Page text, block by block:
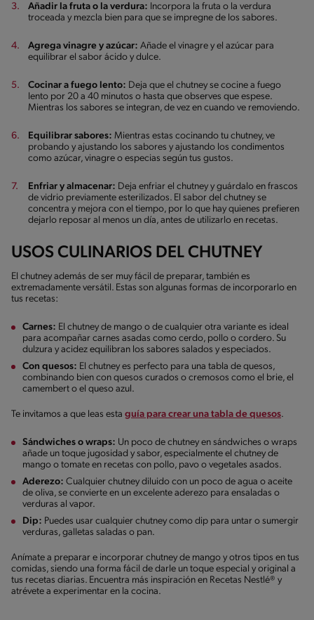
Añadir la fruta o la verdura: Incorpora la fruta o la verdura
troceada y mezcla bien para que se impregne de los sabores.
Agrega vinagre y azúcar: Añade el vinagre y el azúcar para
equilibrar el sabor ácido y dulce.
Cocinar a fuego lento: Deja que el chutney se cocine a fuego
lento por 20 a 40 minutos o hasta que observes que espese.
Mientras los sabores se integran, de vez en cuando ve removiendo.
Equilibrar sabores: Mientras estas cocinando tu chutney, ve
probando y ajustando los sabores y ajustando los condimentos
como azúcar, vinagre o especias según tus gustos.
Enfriar y almacenar: Deja enfriar el chutney y guárdalo en frascos
de vidrio previamente esterilizados. El sabor del chutney se
concentra y mejora con el tiempo, por lo que hay quienes prefieren
dejarlo reposar al menos un día, antes de utilizarlo en recetas.
USOS CULINARIOS DEL CHUTNEY
El chutney además de ser muy fácil de preparar, también es
extremadamente versátil. Estas son algunas formas de incorporarlo en
tus recetas:
Carnes: El chutney de mango o de cualquier otra variante es ideal
para acompañar carnes asadas como cerdo, pollo o cordero. Su
dulzura y acidez equilibran los sabores salados y especiados.
Con quesos: El chutney es perfecto para una tabla de quesos,
combinando bien con quesos curados o cremosos como el brie, el
camembert o el queso azul.
Te invitamos a que leas esta guía para crear una tabla de quesos.
Sándwiches o wraps: Un poco de chutney en sándwiches o wraps
añade un toque jugosidad y sabor, especialmente el chutney de
mango o tomate en recetas con pollo, pavo o vegetales asados.
Aderezo: Cualquier chutney diluido con un poco de agua o aceite
de oliva, se convierte en un excelente aderezo para ensaladas o
verduras al vapor.
Dip: Puedes usar cualquier chutney como dip para untar o sumergir
verduras, galletas saladas o pan.
Anímate a preparar e incorporar chutney de mango y otros tipos en tus
comidas, siendo una forma fácil de darle un toque especial y original a
tus recetas diarias. Encuentra más inspiración en Recetas Nestlé® y
atrévete a experimentar en la cocina.